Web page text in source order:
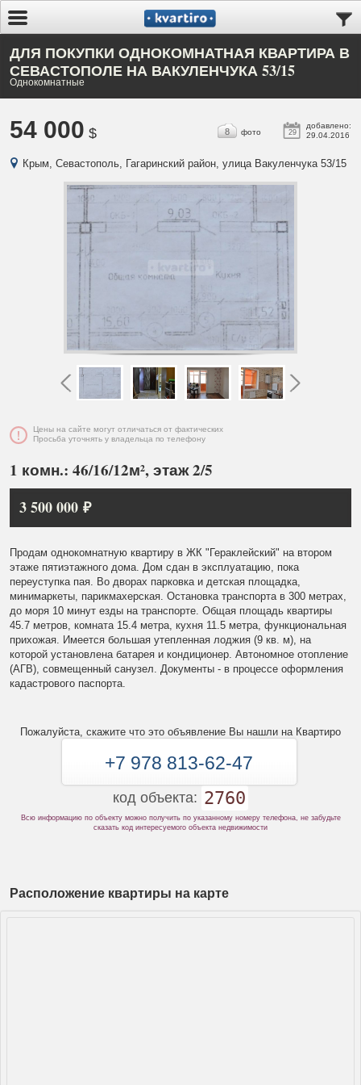
ДЛЯ ПОКУПКИ ОДНОКОМНАТНАЯ КВАРТИРА В
СЕВАСТОПОЛЕ НА ВАКУЛЕНЧУКА 53/15
Однокомнатные
54 000 $ 29
добавлено:
29.04.2016
8 фото
Крым, Севастополь, Гагаринский район, улица Вакуленчука 53/15
Цены на сайте могут отличаться от фактических
Просьба уточнять у владельца по телефону
1 комн.: 46/16/12м², этаж 2/5
3 500 000 ₽
Продам однокомнатную квартиру в ЖК "Гераклейский" на втором
этаже пятиэтажного дома. Дом сдан в эксплуатацию, пока
переуступка пая. Во дворах парковка и детская площадка,
минимаркеты, парикмахерская. Остановка транспорта в 300 метрах,
до моря 10 минут езды на транспорте. Общая площадь квартиры
45.7 метров, комната 15.4 метра, кухня 11.5 метра, функциональная
прихожая. Имеется большая утепленная лоджия (9 кв. м), на
которой установлена батарея и кондиционер. Автономное отопление
(АГВ), совмещенный санузел. Документы - в процессе оформления
кадастрового паспорта.
Пожалуйста, скажите что это объявление Вы нашли на Квартиро
+7 978 813-62-47
код объекта: 2760
Всю информацию по объекту можно получить по указанному номеру телефона, не забудьте
сказать код интересуемого объекта недвижимости
Расположение квартиры на карте